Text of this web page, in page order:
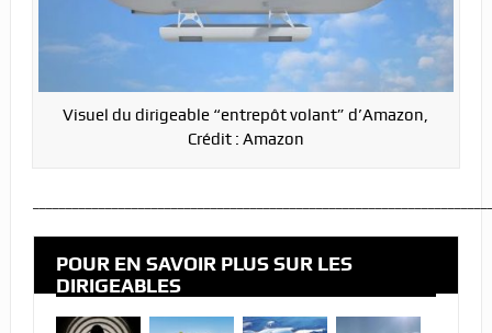
Visuel du dirigeable “entrepôt volant” d’Amazon,
Crédit : Amazon
POUR EN SAVOIR PLUS SUR LES
DIRIGEABLES